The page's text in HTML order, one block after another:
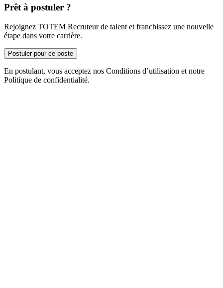
Prêt à postuler ?
Rejoignez TOTEM Recruteur de talent et franchissez une nouvelle
étape dans votre carrière.
Postuler pour ce poste
En postulant, vous acceptez nos Conditions d’utilisation et notre
Politique de confidentialité.